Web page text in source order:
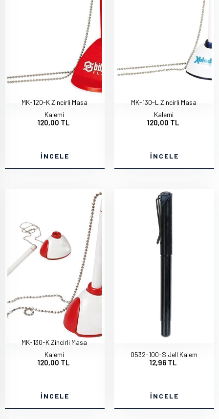
MK-120-K Zincirli Masa
Kalemi
120,00 TL
İNCELE
MK-130-L Zincirli Masa
Kalemi
120,00 TL
İNCELE
MK-130-K Zincirli Masa
Kalemi
120,00 TL
İNCELE
0532-100-S Jell Kalem
12,96 TL
İNCELE